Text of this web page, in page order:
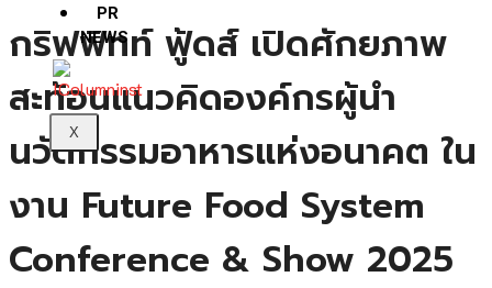
PR
NEWS
X
กริฟฟิทท์ ฟู้ดส์ เปิดศักยภาพ
สะท้อนแนวคิดองค์กรผู้นำ
นวัตกรรมอาหารแห่งอนาคต ใน
งาน Future Food System
Conference & Show 2025